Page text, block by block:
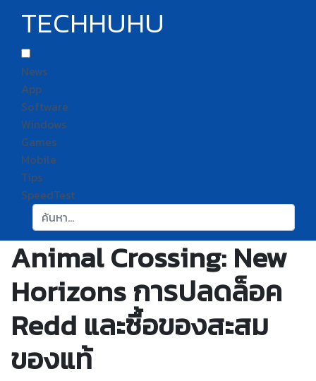
TECHHUHU
News
App
Software
Windows
Games
Mobile
Tips
SpeedTest
ค้นหา:
Animal Crossing: New
Horizons การปลดล็อค
Redd และซื้อของสะสม
ของแท้